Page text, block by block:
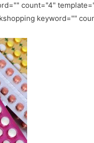
" count="4"
keyword=""